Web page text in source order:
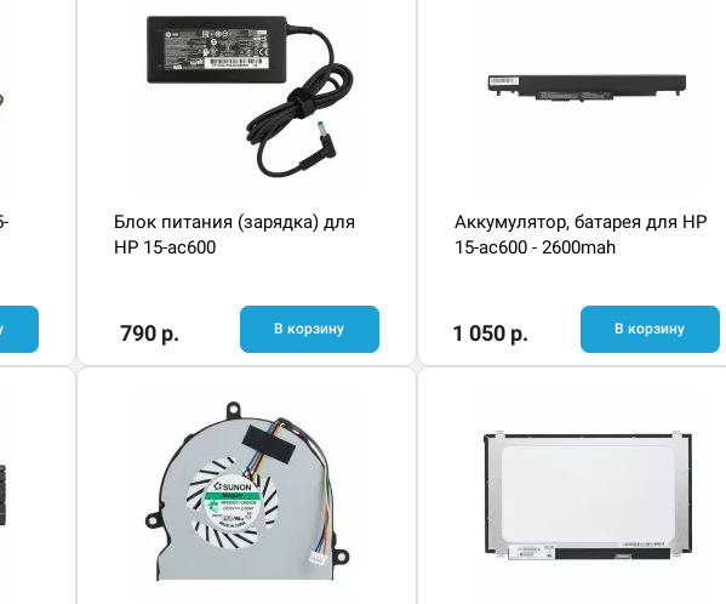
Блок питания (зарядка) для
HP 15-ac600
790 р. В корзину
Аккумулятор, батарея для HP
15-ac600 - 2600mah
1 050 р. В корзину